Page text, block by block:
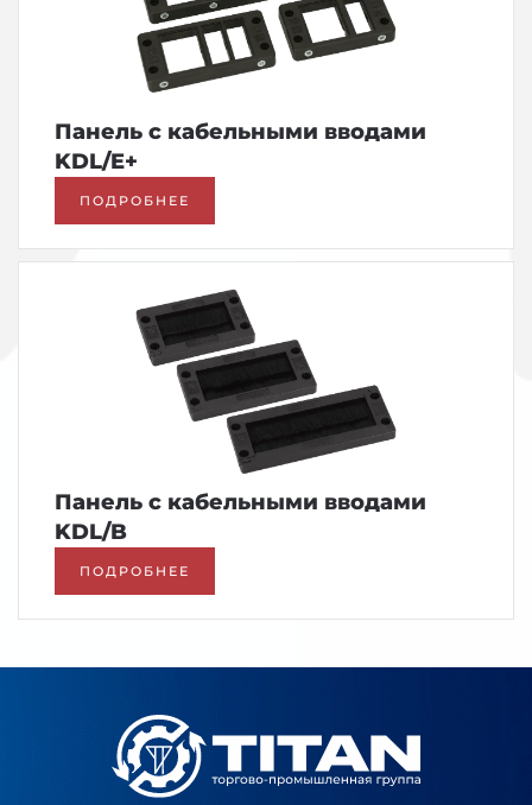
Панель с кабельными вводами
KDL/E+
ПОДРОБНЕЕ
Панель с кабельными вводами
KDL/B
ПОДРОБНЕЕ